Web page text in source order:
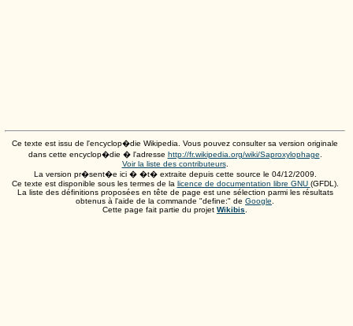
Ce texte est issu de l'encyclop�die Wikipedia. Vous pouvez consulter sa version originale
dans cette encyclop�die � l'adresse http://fr.wikipedia.org/wiki/Saproxylophage
Voir la liste des contributeurs.
La version pr�sent�e ici � �t� extraite depuis cette source le 04/12/2009
Ce texte est disponible sous les termes de la licence de documentation libre GNU (GFDL).
La liste des définitions proposées en tête de page est une sélection parmi les résultats
obtenus à l'aide de la commande "define:" de Google
Cette page fait partie du projet Wikibis